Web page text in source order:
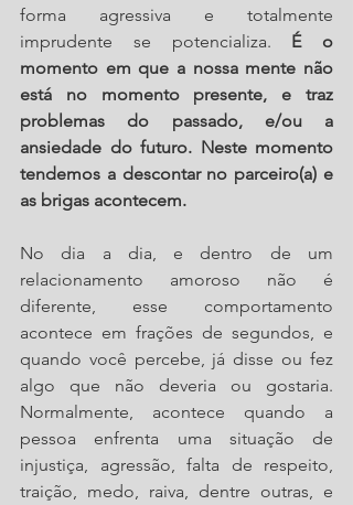
forma agressiva e totalmente
imprudente se potencializa. É o
momento em que a nossa mente não
está no momento presente, e traz
problemas do passado, e/ou a
ansiedade do futuro. Neste momento
tendemos a descontar no parceiro(a) e
as brigas acontecem.
No dia a dia, e dentro de um
relacionamento amoroso não é
diferente, esse comportamento
acontece em frações de segundos, e
quando você percebe, já disse ou fez
algo que não deveria ou gostaria.
Normalmente, acontece quando a
pessoa enfrenta uma situação de
injustiça, agressão, falta de respeito,
traição, medo, raiva, dentre outras, e